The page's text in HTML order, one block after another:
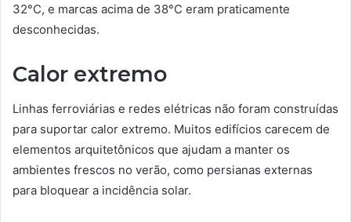
32°C, e marcas acima de 38°C eram praticamente
desconhecidas.
Calor extremo
Linhas ferroviárias e redes elétricas não foram construídas
para suportar calor extremo. Muitos edifícios carecem de
elementos arquitetônicos que ajudam a manter os
ambientes frescos no verão, como persianas externas
para bloquear a incidência solar.